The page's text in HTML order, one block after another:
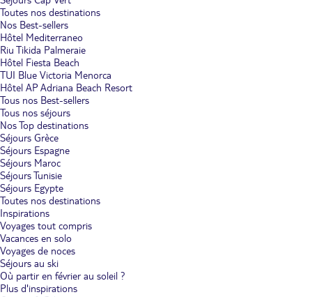
Toutes nos destinations
Nos Best-sellers
Hôtel Mediterraneo
Riu Tikida Palmeraie
Hôtel Fiesta Beach
TUI Blue Victoria Menorca
Hôtel AP Adriana Beach Resort
Tous nos Best-sellers
Tous nos séjours
Nos Top destinations
Séjours Grèce
Séjours Espagne
Séjours Maroc
Séjours Tunisie
Séjours Egypte
Toutes nos destinations
Inspirations
Voyages tout compris
Vacances en solo
Voyages de noces
Séjours au ski
Où partir en février au soleil ?
Plus d'inspirations